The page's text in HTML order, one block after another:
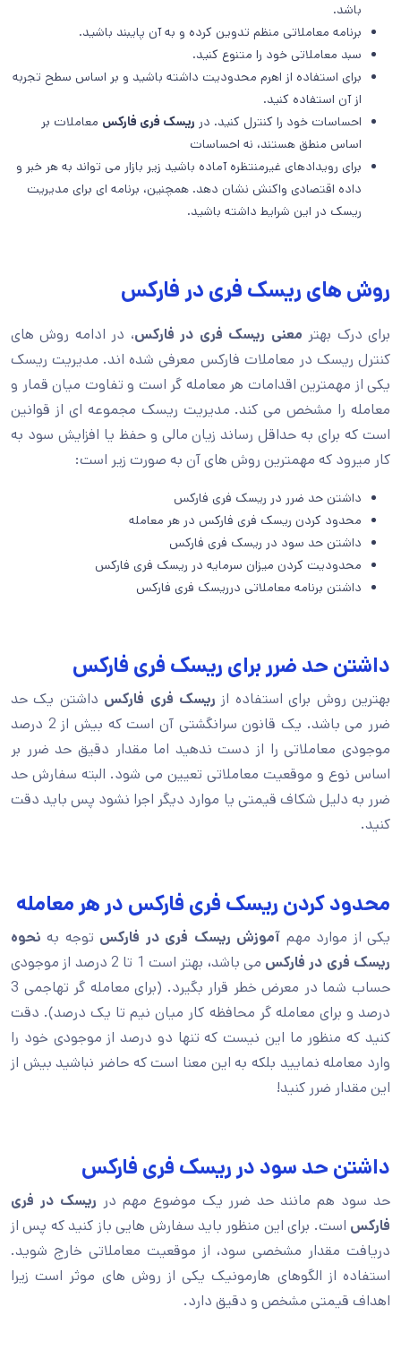
باشد.
برنامه معاملاتی منظم تدوین کرده و به آن پایبند باشید.
سبد معاملاتی خود را متنوع کنید.
برای استفاده از اهرم محدودیت داشته باشید و بر اساس سطح تجربه
از آن استفاده کنید.
احساسات خود را کنترل کنید. در ریسک فری فارکس معاملات بر
اساس منطق هستند، نه احساسات
برای رویدادهای غیرمنتظره آماده باشید زیر بازار می تواند به هر خبر و
داده اقتصادی واکنش نشان دهد. همچنین، برنامه ای برای مدیریت
ریسک در این شرایط داشته باشید.
روش های ریسک فری در فارکس
برای درک بهتر معنی ریسک فری در فارکس، در ادامه روش های
کنترل ریسک در معاملات فارکس معرفی شده اند. مدیریت ریسک
یکی از مهمترین اقدامات هر معامله گر است و تفاوت میان قمار و
معامله را مشخص می کند. مدیریت ریسک مجموعه ای از قوانین
است که برای به حداقل رساند زیان مالی و حفظ یا افزایش سود به
کار میرود که مهمترین روش های آن به صورت زیر است:
داشتن حد ضرر در ریسک فری فارکس
محدود کردن ریسک فری فارکس در هر معامله
داشتن حد سود در ریسک فری فارکس
محدودیت کردن میزان سرمایه در ریسک فری فارکس
داشتن برنامه معاملاتی درریسک فری فارکس
داشتن حد ضرر برای ریسک فری فارکس
بهترین روش برای استفاده از ریسک فری فارکس داشتن یک حد
ضرر می باشد. یک قانون سرانگشتی آن است که بیش از 2 درصد
موجودی معاملاتی را از دست ندهید اما مقدار دقیق حد ضرر بر
اساس نوع و موقعیت معاملاتی تعیین می شود. البته سفارش حد
ضرر به دلیل شکاف قیمتی یا موارد دیگر اجرا نشود پس باید دقت
کنید.
محدود کردن ریسک فری فارکس در هر معامله
یکی از موارد مهم آموزش ریسک فری در فارکس توجه به نحوه
ریسک فری در فارکس می باشد،
بهتر است 1 تا 2 درصد از موجودی
حساب شما در معرض خطر قرار بگیرد. (برای معامله گر تهاجمی 3
درصد و برای معامله گر محافظه کار میان نیم تا یک درصد). دقت
کنید که منظور ما این نیست که تنها دو درصد از موجودی خود را
وارد معامله نمایید بلکه به این معنا است که حاضر نباشید بیش از
این مقدار ضرر کنید!
داشتن حد سود در ریسک فری فارکس
حد سود هم مانند حد ضرر یک موضوع مهم در ریسک در فری
فارکس است. برای این منظور باید سفارش هایی باز کنید که پس از
دریافت مقدار مشخصی سود، از موقعیت معاملاتی خارج شوید.
استفاده از الگوهای هارمونیک یکی از روش های موثر است زیرا
اهداف قیمتی مشخص و دقیق دارد.